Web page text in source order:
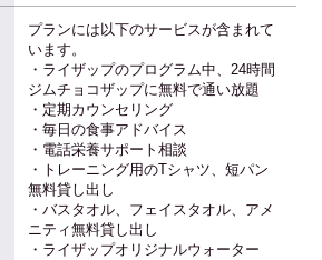
プランには以下のサービスが含まれて
います。
・ライザップのプログラム中、24時間
ジムチョコザップに無料で通い放題
・定期カウンセリング
・毎日の食事アドバイス
・電話栄養サポート相談
・トレーニング用のTシャツ、短パン
無料貸し出し
・バスタオル、フェイスタオル、アメ
ニティ無料貸し出し
・ライザップオリジナルウォーター